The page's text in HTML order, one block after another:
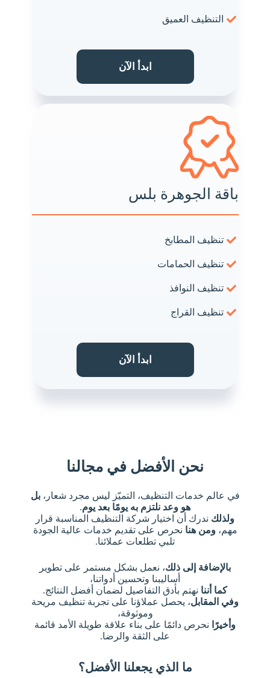
التنظيف العميق
ابدأ الآن
باقة الجوهرة بلس
تنظيف المطابخ
تنظيف الحمامات
تنظيف النوافذ
تنظيف القراج
ابدأ الآن
نحن الأفضل في مجالنا
في عالم خدمات التنظيف، التميّز ليس مجرد شعار،بل
هو وعد نلتزم به يومًا بعد يوم.
ولذلك ندرك أن اختيار شركة التنظيف المناسبة قرار
مهم،ومن هنا نحرص على تقديم خدمات عالية الجودة
تلبي تطلعات عملائنا.
بالإضافة إلى ذلك، نعمل بشكل مستمر على تطوير
أساليبنا وتحسين أدواتنا،
كما أننا نهتم بأدق التفاصيل لضمان أفضل النتائج.
وفي المقابل، يحصل عملاؤنا على تجربة تنظيف مريحة
وموثوقة،
وأخيرًا
نحرص دائمًا على بناء علاقة طويلة الأمد قائمة
على الثقة والرضا.
ما الذي يجعلنا الأفضل؟